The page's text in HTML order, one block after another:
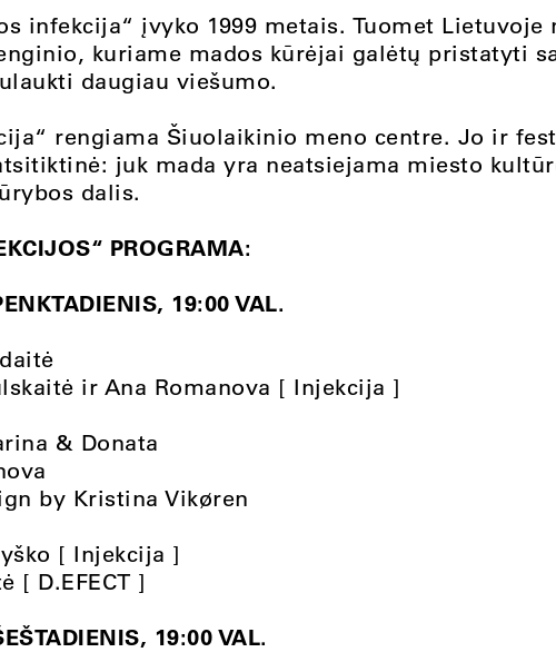
infekcija“ įvyko 1999 metais. Tuomet Lietuvoje
kuriame mados kūrėjai galėtų pristatyti
daugiau viešumo.
rengiama Šiuolaikinio meno centre. Jo ir
juk mada yra neatsiejama miesto
dalis.
PROGRAMA:
19:00 VAL.
ir Ana Romanova [ Injekcija ]
& Donata
by Kristina Vikøren
[ Injekcija ]
[ D.EFECT ]
19:00 VAL.